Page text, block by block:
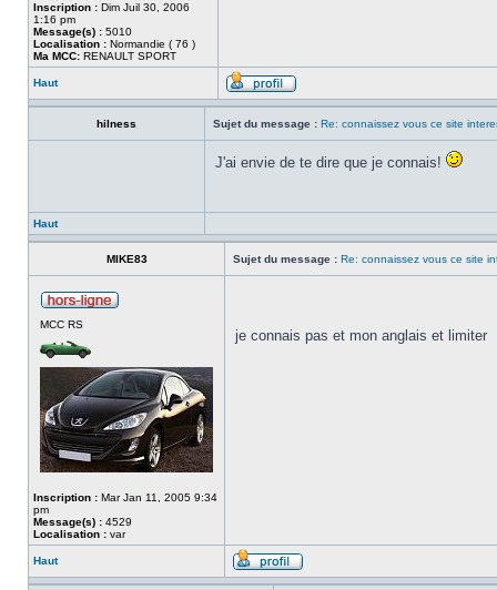
Inscription : Dim Juil 30, 2006
1:16 pm
Message(s) : 5010
Localisation : Normandie ( 76 )
Ma MCC: RENAULT SPORT
Haut
hilness Sujet du message : Re: connaissez vous ce site
J'ai envie de te dire que je connais!
Haut
MIKE83 Sujet du message : Re: connaissez vous ce site
MCC RS
Inscription : Mar Jan 11, 2005 9:34
pm
Message(s) : 4529
Localisation : var
je connais pas et mon anglais et limiter
Haut